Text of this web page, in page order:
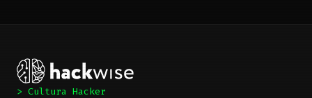
> Cultura Hacker